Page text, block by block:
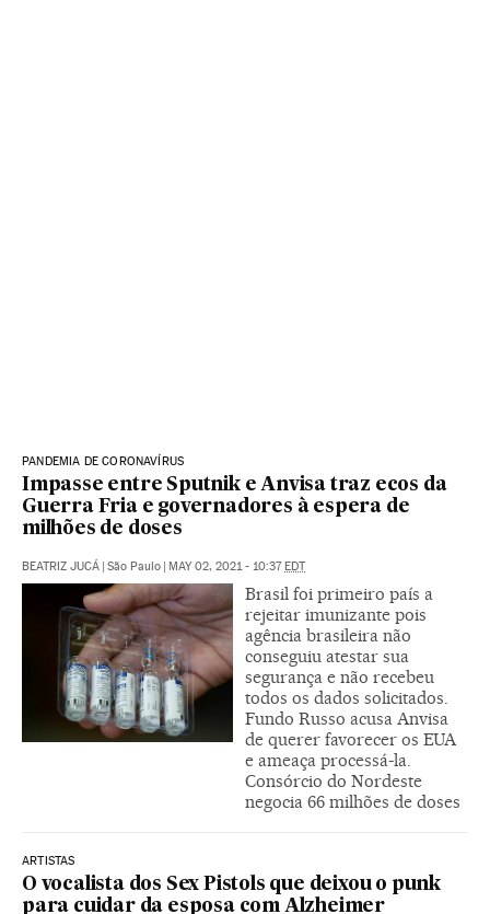
PANDEMIA DE CORONAVÍRUS
Impasse entre Sputnik e Anvisa traz ecos da
Guerra Fria e governadores à espera de
milhões de doses
BEATRIZ JUCÁ | São Paulo | MAY 02, 2021 - 10:37EDT
Brasil foi primeiro país a
rejeitar imunizante pois
agência brasileira não
conseguiu atestar sua
segurança e não recebeu
todos os dados solicitados.
Fundo Russo acusa Anvisa
de querer favorecer os EUA
e ameaça processá-la.
Consórcio do Nordeste
negocia 66 milhões de doses
ARTISTAS
O vocalista dos Sex Pistols que deixou o punk
para cuidar da esposa com Alzheimer